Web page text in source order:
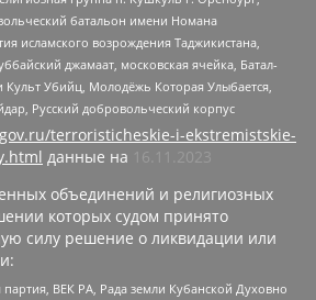
батальон имени Номана
исламского возрождения Таджикистана,
джамаат, московская ячейка, Батал-
Убийц, Молодёжь Которая Улыбается,
Русский добровольческий корпус
terroristicheskie-i-ekstremistskie-
данные на
16.11.2023
объединений и религиозных
которых судом принято
силу решение о ликвидации или
ВЕК РА, Рада земли Кубанской Духовно